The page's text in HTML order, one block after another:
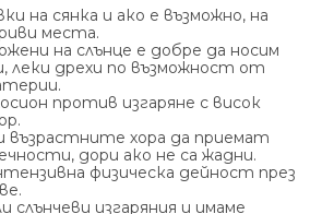
на сянка и ако е възможно, на
места.
на слънце е добре да носим
леки дрехи по възможност от
против изгаряне с висок
възрастните хора да приемат
дори ако не са жадни.
физическа дейност през
слънчеви изгаряния и имаме